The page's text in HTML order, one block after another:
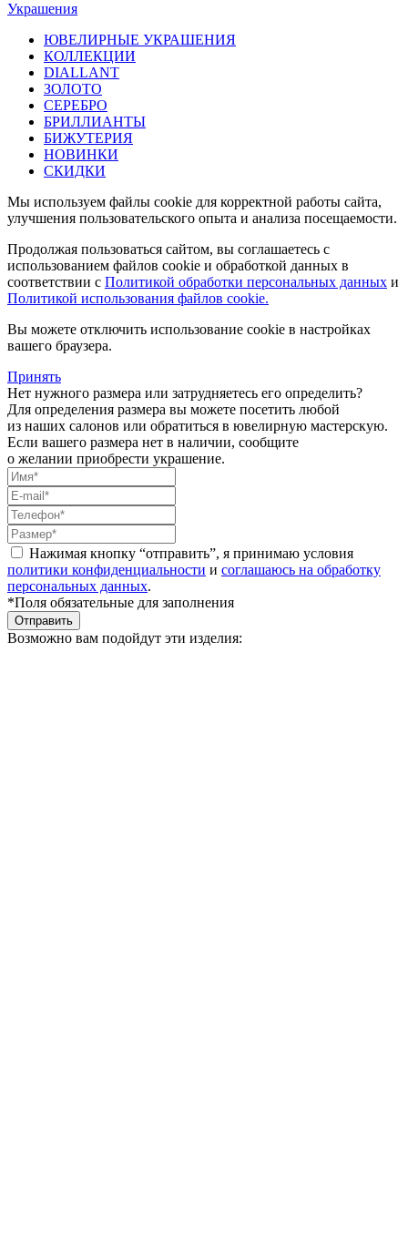
Украшения
ЮВЕЛИРНЫЕ УКРАШЕНИЯ
КОЛЛЕКЦИИ
DIALLANT
ЗОЛОТО
СЕРЕБРО
БРИЛЛИАНТЫ
БИЖУТЕРИЯ
НОВИНКИ
СКИДКИ
Мы используем файлы cookie для корректной работы сайта,
улучшения пользовательского опыта и анализа посещаемости.
Продолжая пользоваться сайтом, вы соглашаетесь с
использованием файлов cookie и обработкой данных в
соответствии с Политикой обработки персональных данных и
Политикой использования файлов cookie.
Вы можете отключить использование cookie в настройках
вашего браузера.
Принять
Нет нужного размера или затрудняетесь его определить?
Для определения размера вы можете посетить любой
из наших салонов или обратиться в ювелирную мастерскую.
Если вашего размера нет в наличии, сообщите
о желании приобрести украшение.
Нажимая кнопку “отправить”, я принимаю условия
политики конфиденциальности и соглашаюсь на обработку
персональных данных.
*Поля обязательные для заполнения
Отправить
Возможно вам подойдут эти изделия: